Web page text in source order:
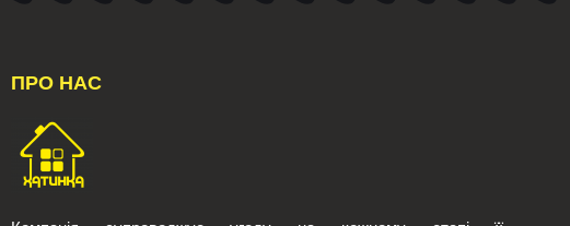
ПРО НАС